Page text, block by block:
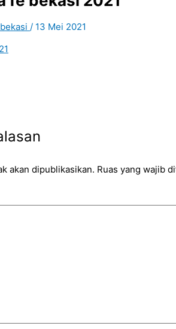
/ 13 Mei 2021
akan dipublikasikan. Ruas yang wajib